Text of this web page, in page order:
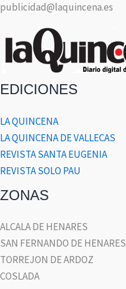
publicidad@laquincena.es
EDICIONES
LA QUINCENA
LA QUINCENA DE VALLECAS
REVISTA SANTA EUGENIA
REVISTA SOLO PAU
ZONAS
ALCALA DE HENARES
SAN FERNANDO DE HENARES
TORREJON DE ARDOZ
COSLADA